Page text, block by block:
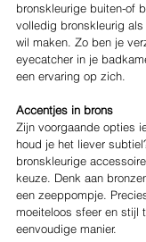
bronskleurige buiten-of
volledig bronskleurig
wil maken. Zo ben je
eyecatcher in je
een ervaring op zich.
Accentjes in brons
Zijn voorgaande opties
houd je het liever
bronskleurige
keuze. Denk aan
een zeeppompje.
moeiteloos sfeer en stijl
eenvoudige manier.